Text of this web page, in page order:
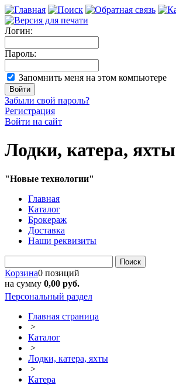
Логин:
Пароль:
Запомнить меня на этом компьютере
Забыли свой пароль?
Регистрация
Войти на сайт
Лодки, катера, яхты
"Новые технологии"
Главная
Каталог
Брокераж
Доставка
Наши реквизиты
Поиск
Корзина0 позиций
на сумму 0,00 руб.
Персональный раздел
Главная страница
>
Каталог
>
Лодки, катера, яхты
>
Катера